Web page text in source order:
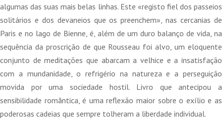
algumas das suas mais belas linhas. Este «registo fiel dos passeios
solitários e dos devaneios que os preenchem», nas cercanias de
Paris e no lago de Bienne, é, além de um duro balanço de vida, na
sequência da proscrição de que Rousseau foi alvo, um eloquente
conjunto de meditações que abarcam a velhice e a insatisfação
com a mundanidade, o refrigério na natureza e a perseguição
movida por uma sociedade hostil. Livro que antecipou a
sensibilidade romântica, é uma reflexão maior sobre o exílio e as
poderosas cadeias que sempre tolheram a liberdade individual.